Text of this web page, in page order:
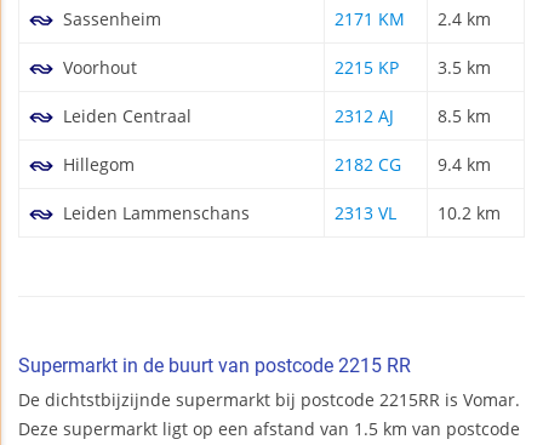
Sassenheim 2171 KM 2.4 km
Voorhout 2215 KP 3.5 km
Leiden Centraal 2312 AJ 8.5 km
Hillegom 2182 CG 9.4 km
Leiden Lammenschans 2313 VL 10.2 km
Supermarkt in de buurt van postcode 2215 RR
De dichtstbijzijnde supermarkt bij postcode 2215RR is Vomar.
Deze supermarkt ligt op een afstand van 1.5 km van postcode